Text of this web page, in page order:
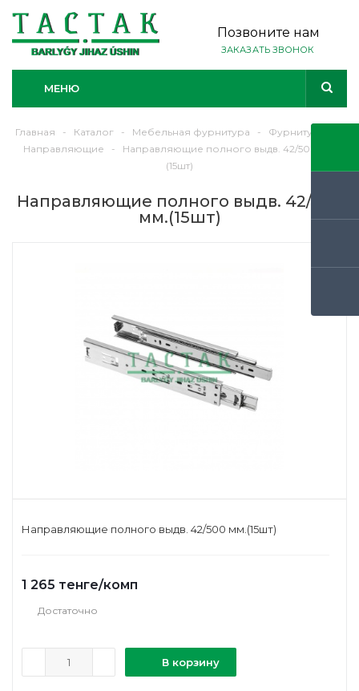
Позвоните нам
ЗАКАЗАТЬ ЗВОНОК
МЕНЮ
Главная - Каталог - Мебельная фурнитура - Фурнитура
Направляющие
-
Направляющие полного выдв. 42/500 мм.
(15шт)
Направляющие полного выдв. 42/500
мм.(15шт)
Направляющие полного выдв. 42/500 мм.(15шт)
1 265 тенге/комп
Достаточно
В корзину